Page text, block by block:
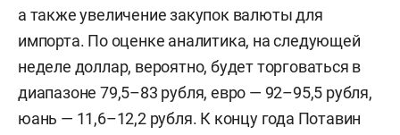
а также увеличение закупок валюты для
импорта. По оценке аналитика, на следующей
неделе доллар, вероятно, будет торговаться в
диапазоне 79,5–83 рубля, евро — 92–95,5 рубля,
юань — 11,6–12,2 рубля. К концу года Потавин